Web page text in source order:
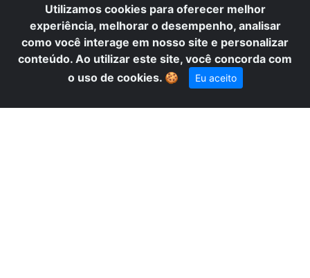
Utilizamos cookies para oferecer melhor
experiência, melhorar o desempenho, analisar
como você interage em nosso site e personalizar
conteúdo. Ao utilizar este site, você concorda com
o uso de cookies. 🍪 Eu aceito